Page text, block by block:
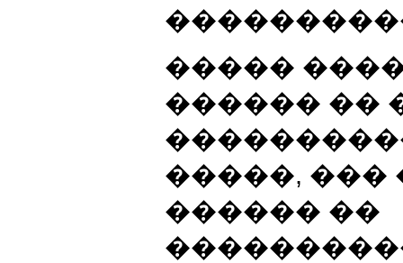
�����
������ ��
�����,
������ ��